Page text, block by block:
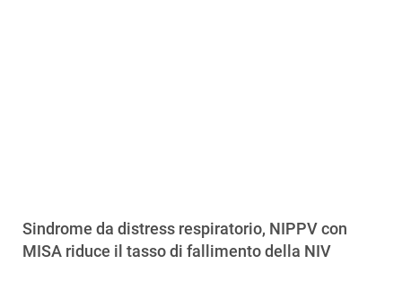
Sindrome da distress respiratorio, NIPPV con
MISA riduce il tasso di fallimento della NIV